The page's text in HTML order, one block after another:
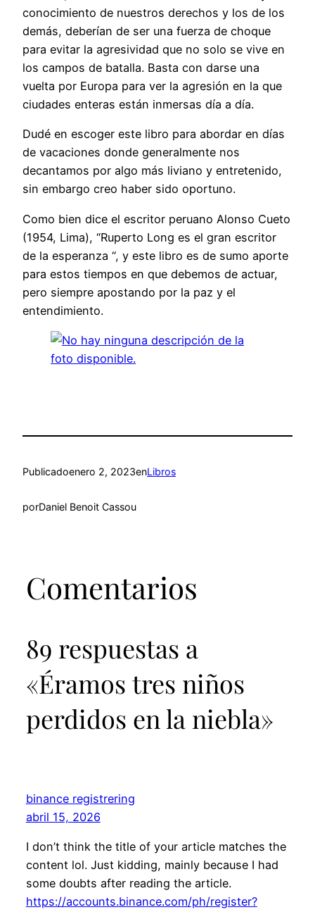
conocimiento de nuestros derechos y los de los
demás, deberían de ser una fuerza de choque
para evitar la agresividad que no solo se vive en
los campos de batalla. Basta con darse una
vuelta por Europa para ver la agresión en la que
ciudades enteras están inmersas día a día.
Dudé en escoger este libro para abordar en días
de vacaciones donde generalmente nos
decantamos por algo más liviano y entretenido,
sin embargo creo haber sido oportuno.
Como bien dice el escritor peruano Alonso Cueto
(1954, Lima), “Ruperto Long es el gran escritor
de la esperanza “, y este libro es de sumo aporte
para estos tiempos en que debemos de actuar,
pero siempre apostando por la paz y el
entendimiento.
Publicadoenero 2, 2023enLibros
porDaniel Benoit Cassou
Comentarios
89 respuestas a
«Éramos tres niños
perdidos en la niebla»
binance registrering
abril 15, 2026
I don’t think the title of your article matches the
content lol. Just kidding, mainly because I had
some doubts after reading the article.
https://accounts.binance.com/ph/register?